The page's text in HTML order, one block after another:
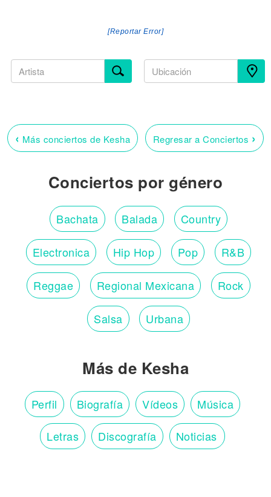
[Reportar Error]
‹ Más conciertos de Kesha Regresar a Conciertos ›
Conciertos por género
Bachata Balada Country
Electronica Hip Hop Pop R&B
Reggae Regional Mexicana Rock
Salsa Urbana
Más de Kesha
Perfil Biografía Vídeos Música
Letras Discografía Noticias